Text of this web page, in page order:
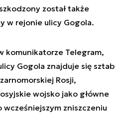
został także
w rejonie ulicy Gogola.
komunikatorze Telegram,
Gogola znajduje się sztab
Rosji,
wojsko jako główne
zniszczeniu